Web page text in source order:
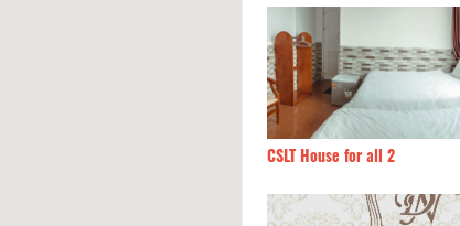
CSLT House for all 2